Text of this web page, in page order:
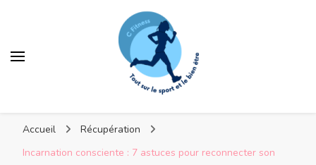
Accueil
Récupération
Incarnation consciente : 7 astuces pour reconnecter son